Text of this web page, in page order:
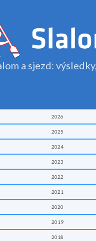
a sjezd:
2026
2025
2024
2023
2022
2021
2020
2019
2018